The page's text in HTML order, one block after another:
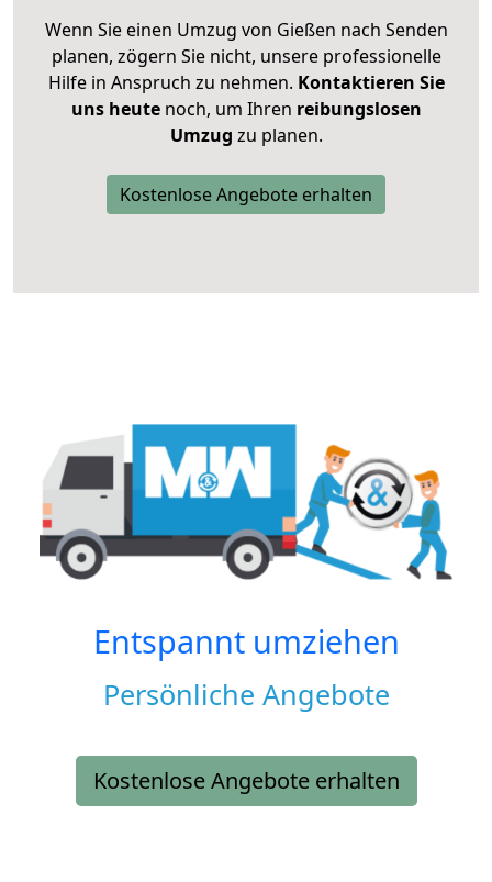
Wenn Sie einen Umzug von Gießen nach Senden
planen, zögern Sie nicht, unsere professionelle
Hilfe in Anspruch zu nehmen. Kontaktieren Sie
uns heutenoch, um Ihren reibungslosen
Umzug zu planen.
Kostenlose Angebote erhalten
Entspannt umziehen
Persönliche Angebote
Kostenlose Angebote erhalten